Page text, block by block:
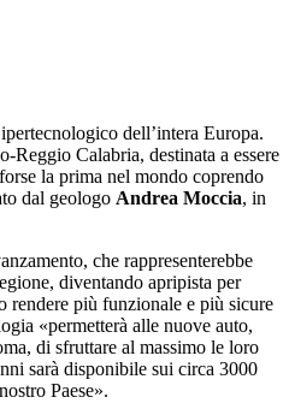
dell’intera Europa.
Reggio Calabria, destinata a essere
la prima nel mondo coprendo
dal geologo Andrea Moccia, in
che rappresenterebbe
diventando apripista per
rendere più funzionale e più sicure
«permetterà alle nuove auto,
di sfruttare al massimo le loro
sarà disponibile sui circa 3000
Paese».